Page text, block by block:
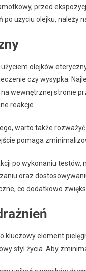
przed
po użyciu olejku, należy
olejków
czy wysypka.
wewnętrznej stronie
reakcje.
warto także
pomaga
po wykonaniu
oraz
co dodatkowo
kluczowy element
styl życia. Aby